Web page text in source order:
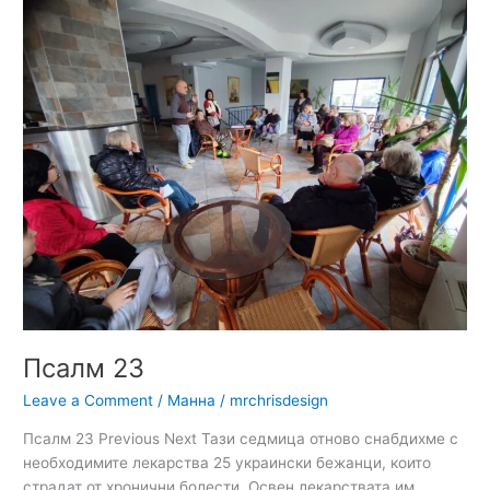
Псалм 23
Leave a Comment / Манна / mrchrisdesign
Псалм 23 Previous Next Тази седмица отново снабдихме с
необходимите лекарства 25 украински бежанци, които
Псалм